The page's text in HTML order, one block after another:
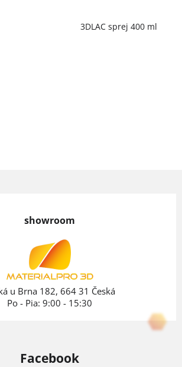
3DLAC sprej 400 ml
showroom
u Brna 182, 664 31 Česká
Po - Pia: 9:00 - 15:30
Facebook